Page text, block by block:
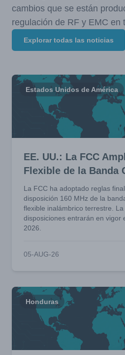
cambios que se están
regulación de RF y EMC en
Explorar todas las noticias
Estados Unidos de América
EE. UU.: La FCC
Flexible de la Banda
La FCC ha adoptado reglas
disposición 160 MHz de la
flexible inalámbrico terrestre.
disposiciones entrarán en vigor
2026.
05-AUG-26
Honduras